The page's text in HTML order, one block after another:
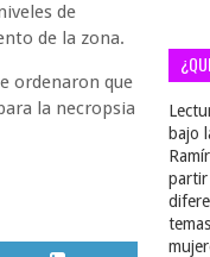
de
de la zona.
ordenaron que
la necropsia
bajo
partir